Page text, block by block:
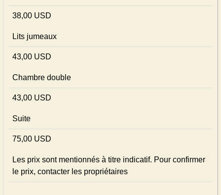
38,00 USD
Lits jumeaux
43,00 USD
Chambre double
43,00 USD
Suite
75,00 USD
Les prix sont mentionnés à titre indicatif. Pour confirmer
le prix, contacter les propriétaires